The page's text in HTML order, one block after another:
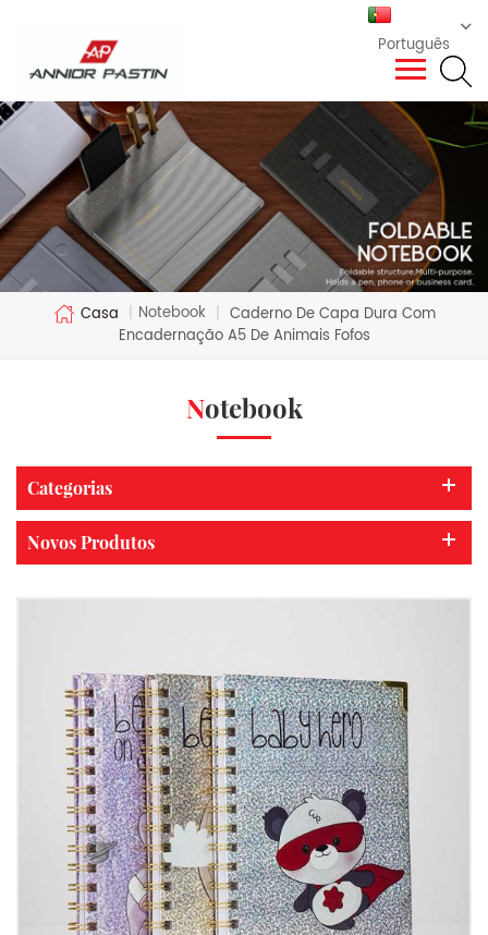
Português
Casa | Notebook | Caderno De Capa Dura Com
Encadernação A5 De Animais Fofos
Notebook
Categorias
Novos Produtos